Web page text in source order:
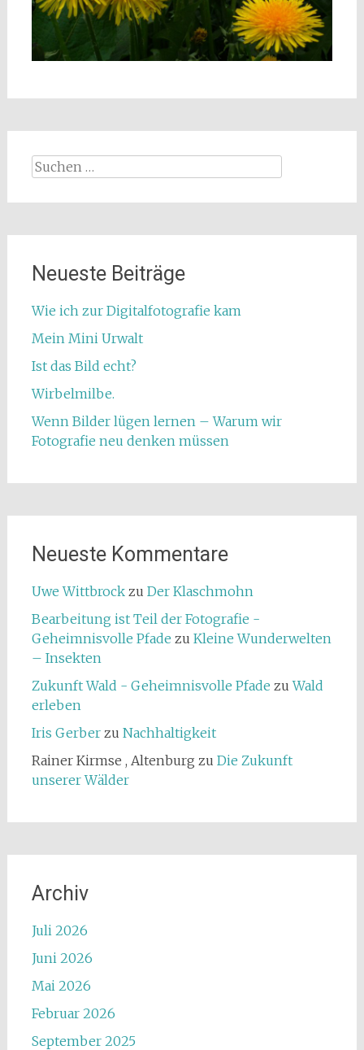
Suchen
nach:
Neueste Beiträge
Wie ich zur Digitalfotografie kam
Mein Mini Urwalt
Ist das Bild echt?
Wirbelmilbe.
Wenn Bilder lügen lernen – Warum wir
Fotografie neu denken müssen
Neueste Kommentare
Uwe Wittbrockzu Der Klaschmohn
Bearbeitung ist Teil der Fotografie -
Geheimnisvolle Pfade zu Kleine Wunderwelten
– Insekten
Zukunft Wald - Geheimnisvolle Pfade zuWald
erleben
Iris Gerberzu Nachhaltigkeit
Rainer Kirmse , Altenburg zu Die Zukunft
unserer Wälder
Archiv
Juli 2026
Juni 2026
Mai 2026
Februar 2026
September 2025